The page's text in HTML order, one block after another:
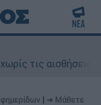
τις αισθήσεις
➔ Μάθετε